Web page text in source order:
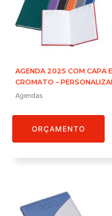
AGENDA 2025 COM CAPA
CROMATO –
Agendas
ORÇAMENTO